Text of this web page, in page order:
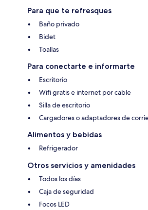
Para que te refresques
Baño privado
Bidet
Toallas
Para conectarte e informarte
Escritorio
Wifi gratis e internet por cable
Silla de escritorio
Cargadores o adaptadores de
Alimentos y bebidas
Refrigerador
Otros servicios y amenidades
Todos los días
Caja de seguridad
Focos LED